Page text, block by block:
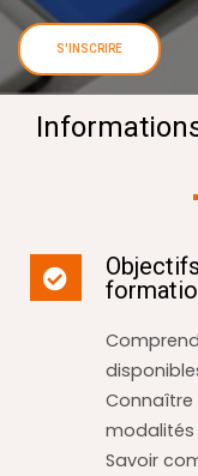
S'INSCRIRE
Connaître
modalités
Savoir